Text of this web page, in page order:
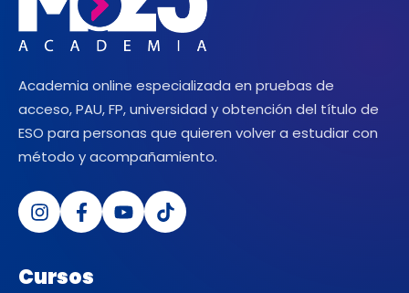
Academia online especializada en pruebas de
acceso, PAU, FP, universidad y obtención del título de
ESO para personas que quieren volver a estudiar con
método y acompañamiento.
Cursos